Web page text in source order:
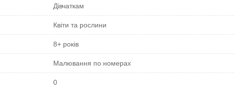
Дівчаткам
Квіти та рослини
8+ років
Малювання по номерах
0